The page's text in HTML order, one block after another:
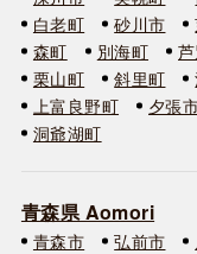
白老町
砂川市
森町
別海町
栗山町
斜里町
上富良野町
夕張
洞爺湖町
青森県 Aomori
青森市 弘前市